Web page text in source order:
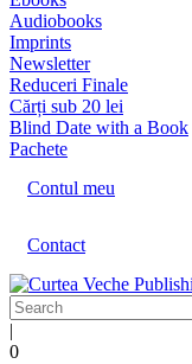
Audiobooks
Imprints
Newsletter
Reduceri Finale
Cărți sub 20 lei
Blind Date with a Book
Pachete
Contul meu
Contact
|
0